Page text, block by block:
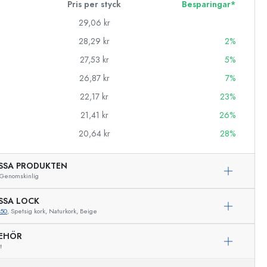
Pris per styck
Besparingar*
29,06 kr
28,29 kr
2%
27,53 kr
5%
26,87 kr
7%
22,17 kr
23%
21,41 kr
26%
20,64 kr 28%
PRODUKTEN
Genomskinlig
LOCK
, Spetsig kork, Naturkork, Beige